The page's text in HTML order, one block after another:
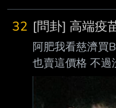
有滾雪球的複利
句話是不是窮人
騙
2026/08/09 中時
長參選人沈伯洋
掃街、拜票，有
想到幕僚竟反嗆
專「鎖綠鴉」批
常是低調道歉，
32 [問卦] 高端疫
阿肥我看慈濟買
也賣這價格 不過
人不敢打高端 想
有沒有卦？討